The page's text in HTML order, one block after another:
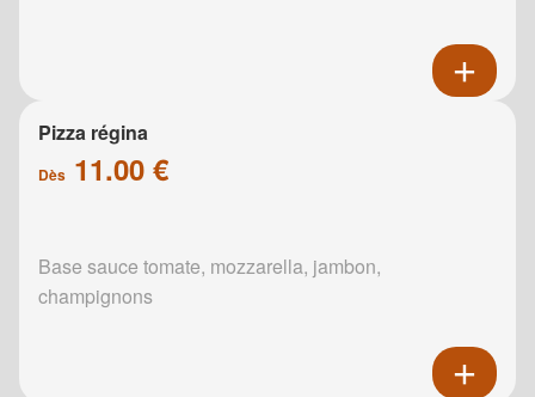
Pizza régina
Dès 11.00 €
Base sauce tomate, mozzarella, jambon,
champignons